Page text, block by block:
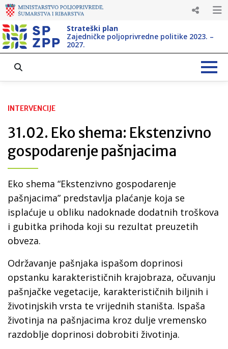
Strateški plan
Zajedničke poljoprivredne politike 2023. –
2027.
INTERVENCIJE
31.02. Eko shema: Ekstenzivno
gospodarenje pašnjacima
Eko shema “Ekstenzivno gospodarenje
pašnjacima” predstavlja plaćanje koja se
isplaćuje u obliku nadoknade dodatnih troškova
i gubitka prihoda koji su rezultat preuzetih
obveza.
Održavanje pašnjaka ispašom doprinosi
opstanku karakterističnih krajobraza, očuvanju
pašnjačke vegetacije, karakterističnih biljnih i
životinjskih vrsta te vrijednih staništa. Ispaša
životinja na pašnjacima kroz dulje vremensko
razdoblje doprinosi dobrobiti životinja.